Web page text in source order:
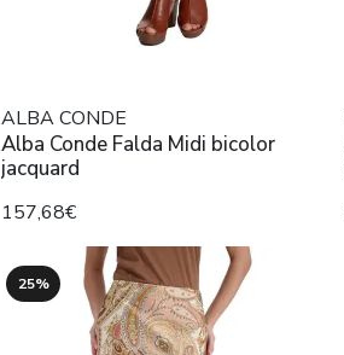
ALBA CONDE
Alba Conde Falda Midi bicolor
jacquard
157,68€
25%